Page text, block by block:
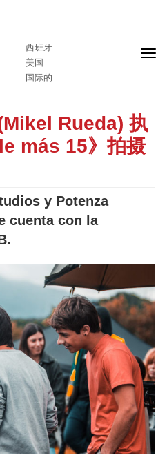
西班牙
美国
国际的
头
Rueda) 执
más 15》拍摄
y Potenza
cuenta con la